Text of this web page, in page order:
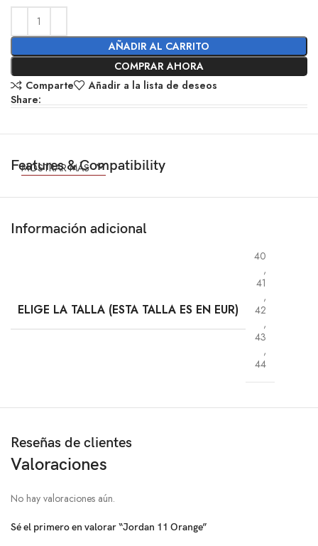
AÑADIR AL CARRITO
COMPRAR AHORA
Comparte
Añadir a la lista de deseos
Share:
Features & Compatibility
MOSTRAR MÁS
Información adicional
ELIGE LA TALLA (ESTA TALLA ES EN EUR)
40
,
41
,
42
,
43
,
44
Reseñas de clientes
Valoraciones
No hay valoraciones aún.
Sé el primero en valorar “Jordan 11 Orange”